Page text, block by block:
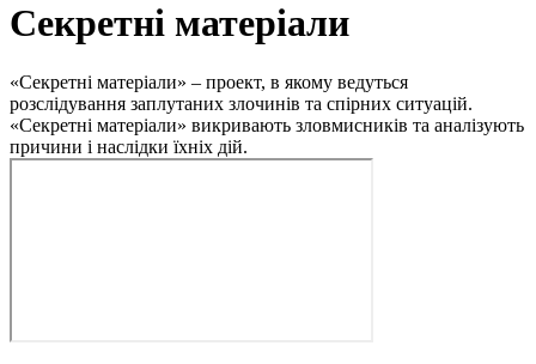
Секретні матеріали
«Секретні матеріали» – проект, в якому ведуться
розслідування заплутаних злочинів та спірних ситуацій.
«Секретні матеріали» викривають зловмисників та аналізують
причини і наслідки їхніх дій.